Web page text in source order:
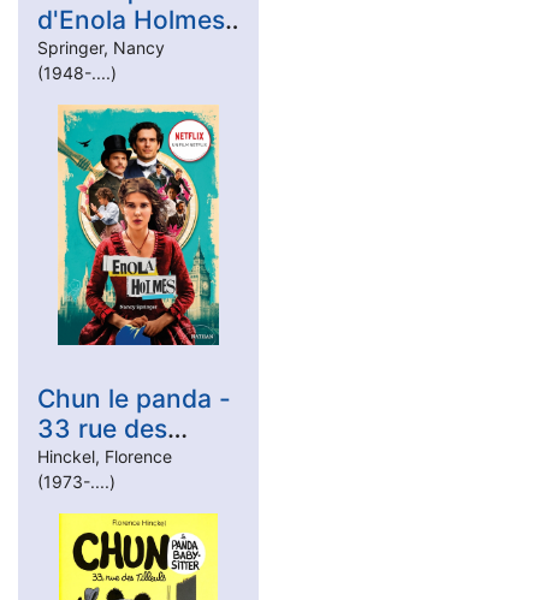
d'Enola Holmes
- Tome 1 - La
Double
disparition
Springer, Nancy
(1948-....)
Chun le panda -
33 rue des
Tilleuls - Roman
grand format -
Dès 9 ans -
Livre numérique
Hinckel, Florence
(1973-....)